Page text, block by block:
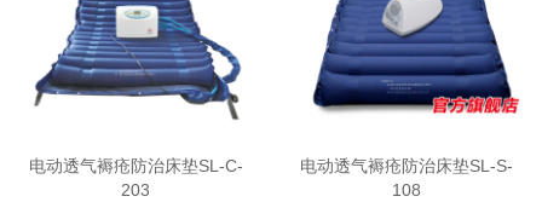
电动透气褥疮防治床垫SL-C-
203
电动透气褥疮防治床垫SL-S-
108